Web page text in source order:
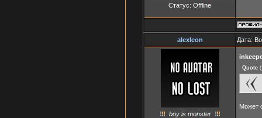
Статус: Offline
alexleon Дата:
boy is monster
Quote (
Может